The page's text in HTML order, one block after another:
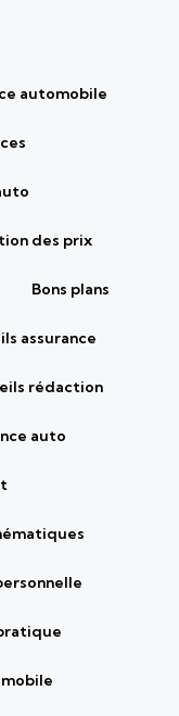
automobile
des prix
Bons plans
assurance
rédaction
auto